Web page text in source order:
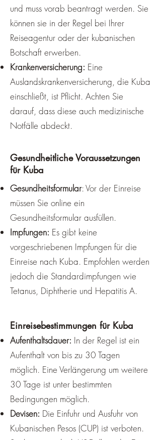
Die Regenzeit bedeutet aber
nicht, dass es ständig regnet.
Meist handelt es sich um kurze
und heftige Schauer, die am
Nachmittag oder Abend auftreten.
Danach klart der Himmel wieder
auf und die Sonne scheint. Die
Regenzeit ist auch eine gute Zeit,
um die Natur und die Kultur Kubas
zu erleben. Die Landschaft ist
und die Früchte sind reifer.
Außerdem gibt es in dieser Zeit
viele Feste und Veranstaltungen,
die die kubanische Lebensfreude
Die Regenzeit bringt aber auch
einige Nachteile mit sich. Zum
einen besteht die Gefahr von
tropischen Stürmen und Hurrikans,
die von Juni bis November
starken Winden,
Überschwemmungen, Erdrutschen
und Stromausfällen führen. Zum
anderen können die Straßen und
Wege durch den Regen
beschädigt oder unpassierbar
werden, was die Fortbewegung
erschwert. Außerdem können
einige Sehenswürdigkeiten oder
und muss vorab beantragt werden. Sie
können sie in der Regel bei Ihrer
Reiseagentur oder der kubanischen
Botschaft erwerben.
Krankenversicherung: Eine
Auslandskrankenversicherung, die Kuba
einschließt, ist Pflicht. Achten Sie
darauf, dass diese auch medizinische
Notfälle abdeckt.
Gesundheitliche Voraussetzungen
für Kuba
Gesundheitsformular: Vor der Einreise
müssen Sie online ein
Gesundheitsformular ausfüllen.
Impfungen: Es gibt keine
vorgeschriebenen Impfungen für die
Einreise nach Kuba. Empfohlen werden
jedoch die Standardimpfungen wie
Tetanus, Diphtherie und Hepatitis A.
Einreisebestimmungen für Kuba
Aufenthaltsdauer: In der Regel ist ein
Aufenthalt von bis zu 30 Tagen
möglich. Eine Verlängerung um weitere
30 Tage ist unter bestimmten
Bedingungen möglich.
Devisen: Die Einfuhr und Ausfuhr von
Kubanischen Pesos (CUP) ist verboten.